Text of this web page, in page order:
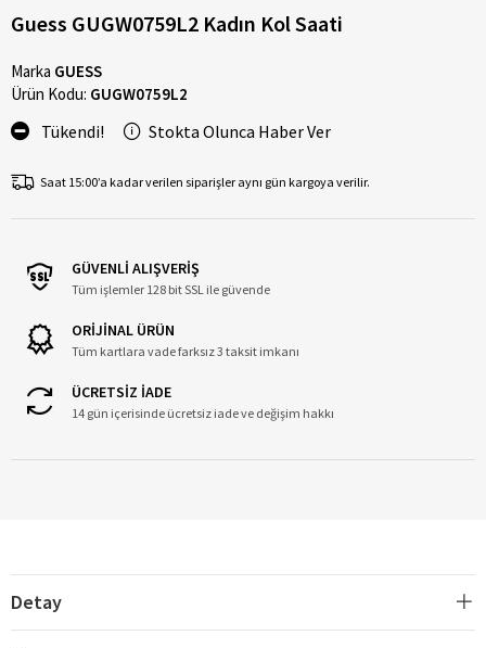
Guess GUGW0759L2 Kadın Kol Saati
Marka GUESS
Ürün Kodu: GUGW0759L2
Tükendi! Stokta Olunca Haber Ver
Saat 15:00’a kadar verilen siparişler aynı gün kargoya verilir.
GÜVENLİ ALIŞVERİŞ
Tüm işlemler 128 bit SSL ile güvende
ORİJİNAL ÜRÜN
Tüm kartlara vade farksız 3 taksit imkanı
ÜCRETSİZ İADE
14 gün içerisinde ücretsiz iade ve değişim hakkı
Detay